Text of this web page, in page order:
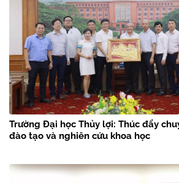
Trường Đại học Thủy lợi: Thúc đẩy
đào tạo và nghiên cứu khoa học